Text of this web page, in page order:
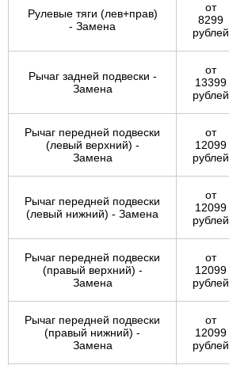
Рулевые тяги (лев+прав)
- Замена
от
8299
рублей
Рычаг задней подвески -
Замена
от
13399
рублей
Рычаг передней подвески
(левый верхний) -
Замена
от
12099
рублей
Рычаг передней подвески
(левый нижний) - Замена
от
12099
рублей
Рычаг передней подвески
(правый верхний) -
Замена
от
12099
рублей
Рычаг передней подвески
(правый нижний) -
Замена
от
12099
рублей